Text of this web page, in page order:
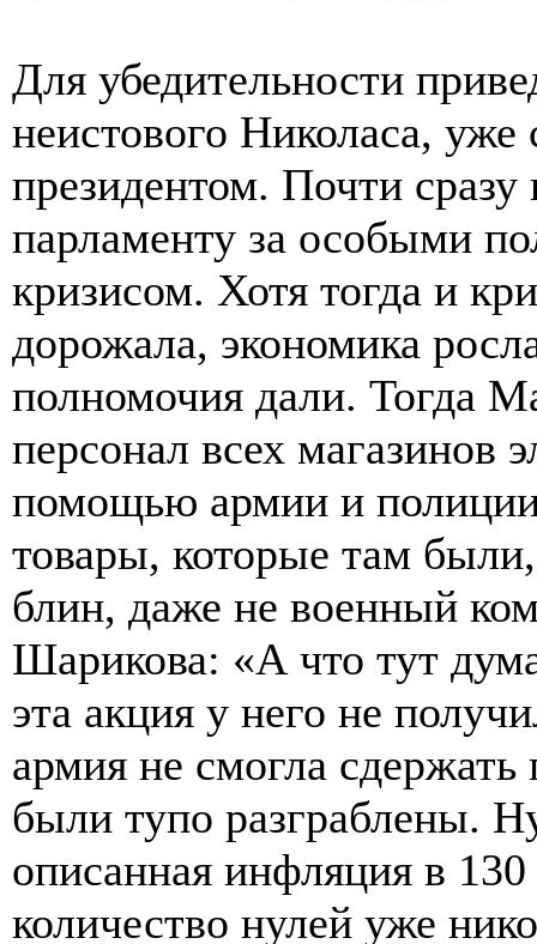
Для убедительности
неистового Николаса,
президентом. Почти сразу
парламенту за особыми
кризисом. Хотя тогда и
дорожала, экономика
полномочия дали. Тогда
персонал всех магазинов
помощью армии и
товары, которые там
блин, даже не военный
Шарикова: «А что тут
эта акция у него не
армия не смогла
были тупо разграблены.
описанная инфляция в
количество нулей уже